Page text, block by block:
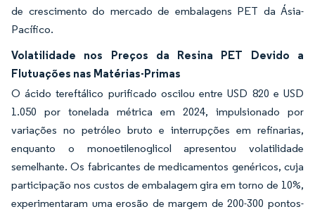
de crescimento do mercado de embalagens PET da Ásia-
Pacífico.
Volatilidade nos Preços da Resina PET Devido a
Flutuações nas Matérias-Primas
O ácido tereftálico purificado oscilou entre USD 820 e USD
1.050 por tonelada métrica em 2024, impulsionado por
variações no petróleo bruto e interrupções em refinarias,
enquanto o monoetilenoglicol apresentou volatilidade
semelhante. Os fabricantes de medicamentos genéricos, cuja
participação nos custos de embalagem gira em torno de 10%,
experimentaram uma erosão de margem de 200-300 pontos-